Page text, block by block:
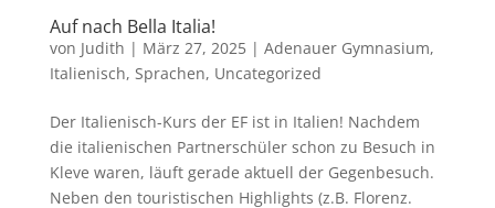
Auf nach Bella Italia!
von Judith | März 27, 2025| Adenauer Gymnasium,
Italienisch, Sprachen, Uncategorized
Der Italienisch-Kurs der EF ist in Italien! Nachdem
die italienischen Partnerschüler schon zu Besuch in
Kleve waren, läuft gerade aktuell der Gegenbesuch.
Neben den touristischen Highlights (z.B. Florenz.